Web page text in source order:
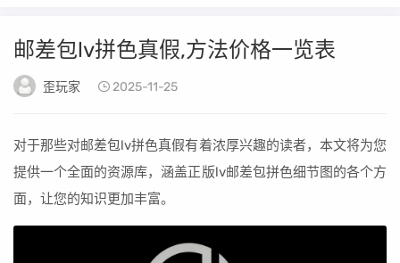
邮差包lv拼色真假,方法价格一览表
歪玩家 2025-11-25
对于那些对邮差包lv拼色真假有着浓厚兴趣的读者，本文将为您
提供一个全面的资源库，涵盖正版lv邮差包拼色细节图的各个方
面，让您的知识更加丰富。